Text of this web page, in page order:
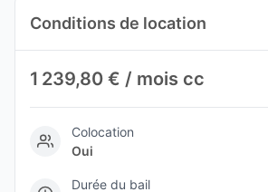
Conditions de location
1 239,80 € / mois cc
Colocation
Oui
Durée du bail